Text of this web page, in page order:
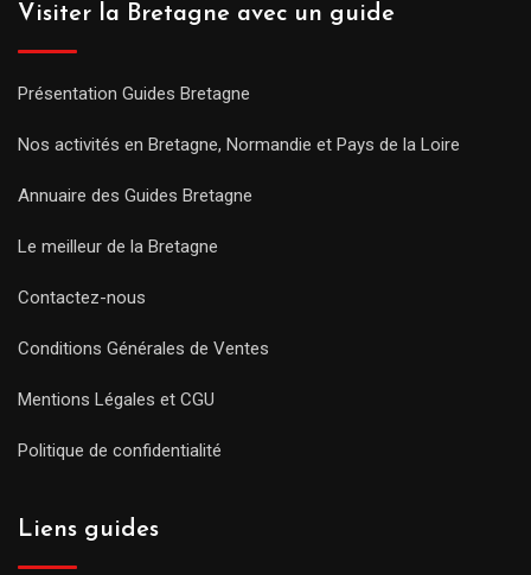
Visiter la Bretagne avec un guide
Présentation Guides Bretagne
Nos activités en Bretagne, Normandie et Pays de la Loire
Annuaire des Guides Bretagne
Le meilleur de la Bretagne
Contactez-nous
Conditions Générales de Ventes
Mentions Légales et CGU
Politique de confidentialité
Liens guides